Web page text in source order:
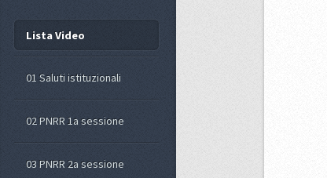
Lista Video
01 Saluti istituzionali
02 PNRR 1a sessione
03 PNRR 2a sessione